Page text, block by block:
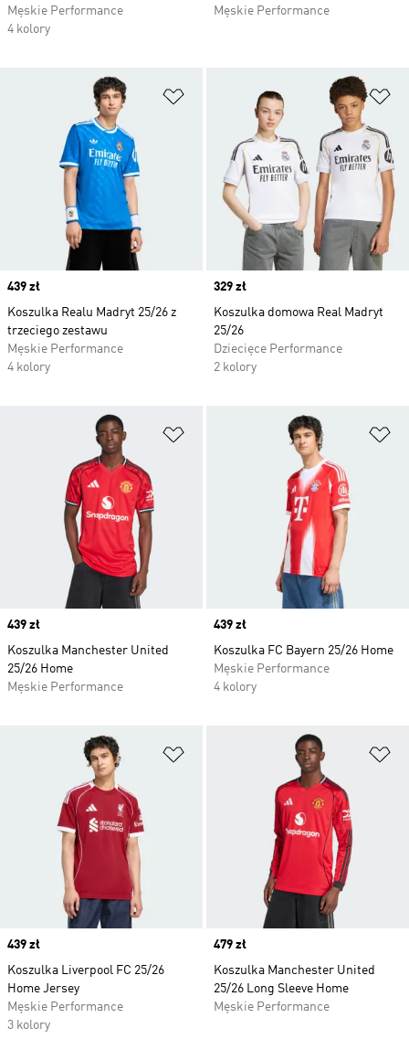
Męskie Performance
4 kolory
Męskie Performance
Dodaj do listy życzeń
Price
439 zł
Koszulka Realu Madryt 25/26 z
trzeciego zestawu
Męskie Performance
4 kolory
Price
329 zł
Koszulka domowa Real Madryt
25/26
Dziecięce Performance
2 kolory
Dodaj do listy życzeń
Price
439 zł
Koszulka Manchester United
25/26 Home
Męskie Performance
Price
439 zł
Koszulka FC Bayern 25/26 Home
Męskie Performance
4 kolory
Dodaj do listy życzeń
Price
439 zł
Koszulka Liverpool FC 25/26
Home Jersey
Męskie Performance
3 kolory
Price
479 zł
Koszulka Manchester United
25/26 Long Sleeve Home
Męskie Performance